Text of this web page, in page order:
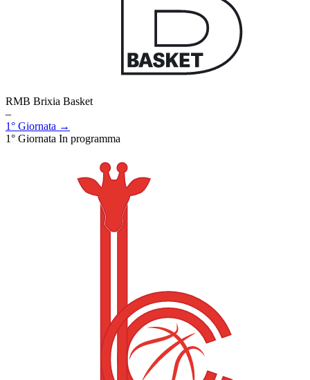
RMB Brixia Basket
–
1° Giornata →
1° Giornata In programma